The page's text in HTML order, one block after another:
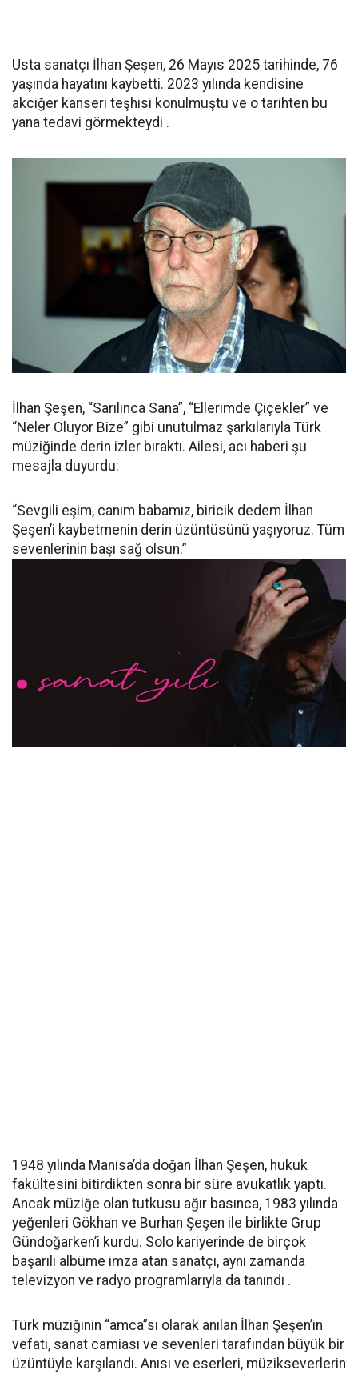
Usta sanatçı İlhan Şeşen, 26 Mayıs 2025 tarihinde, 76
yaşında hayatını kaybetti. 2023 yılında kendisine
akciğer kanseri teşhisi konulmuştu ve o tarihten bu
yana tedavi görmekteydi .
İlhan Şeşen, “Sarılınca Sana”, “Ellerimde Çiçekler” ve
“Neler Oluyor Bize” gibi unutulmaz şarkılarıyla Türk
müziğinde derin izler bıraktı. Ailesi, acı haberi şu
mesajla duyurdu:
“Sevgili eşim, canım babamız, biricik dedem İlhan
Şeşen’i kaybetmenin derin üzüntüsünü yaşıyoruz. Tüm
sevenlerinin başı sağ olsun.”
1948 yılında Manisa’da doğan İlhan Şeşen, hukuk
fakültesini bitirdikten sonra bir süre avukatlık yaptı.
Ancak müziğe olan tutkusu ağır basınca, 1983 yılında
yeğenleri Gökhan ve Burhan Şeşen ile birlikte Grup
Gündoğarken’i kurdu. Solo kariyerinde de birçok
başarılı albüme imza atan sanatçı, aynı zamanda
televizyon ve radyo programlarıyla da tanındı .
Türk müziğinin “amca”sı olarak anılan İlhan Şeşen’in
vefatı, sanat camiası ve sevenleri tarafından büyük bir
üzüntüyle karşılandı. Anısı ve eserleri, müzikseverlerin